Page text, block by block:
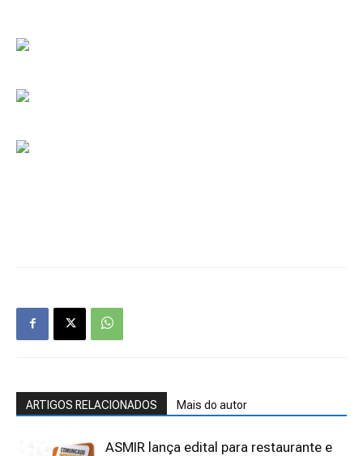
ARTIGOS RELACIONADOS Mais do autor
ASMIR lança edital para restaurante e